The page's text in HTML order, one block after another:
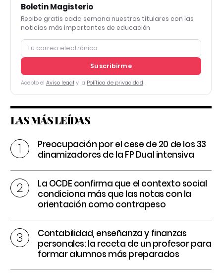
Boletín Magisterio
Recibe gratis cada semana nuestros titulares con las
noticias más importantes de educación
Suscribirme
Acepto el Aviso legal y la Política de privacidad
LAS MÁS LEÍDAS
Preocupación por el cese de 20 de los 33
dinamizadores de la FP Dual intensiva
La OCDE confirma que el contexto social
condiciona más que las notas con la
orientación como contrapeso
Contabilidad, enseñanza y finanzas
personales: la receta de un profesor para
formar alumnos más preparados